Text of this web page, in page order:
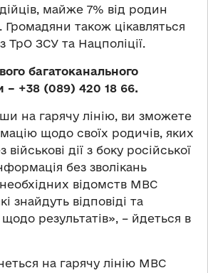
майже 7% від родин
також цікавляться
ТрО ЗСУ та Нацполіції.
багатоканального
– +38 (089) 420 18 66.
на гарячу лінію, ви зможете
щодо своїх родичів, яких
дії з боку російської
без зволікань
відомств МВС
знайдуть відповіді та
результатів», – йдеться в
на гарячу лінію МВС